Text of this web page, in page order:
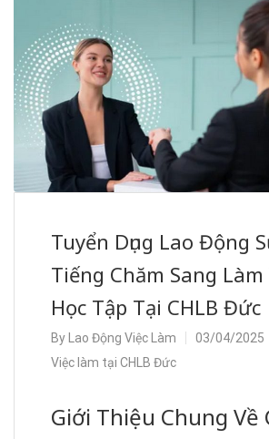
Tuyển Dụng Lao Động
Tiếng Chăm Sang Làm
Học Tập Tại CHLB Đức
By Lao Động Việc Làm
03/04/2025
Việc làm tại CHLB Đức
Giới Thiệu Chung Về